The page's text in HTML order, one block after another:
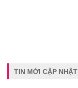
TIN MỚI CẬP NHẬT